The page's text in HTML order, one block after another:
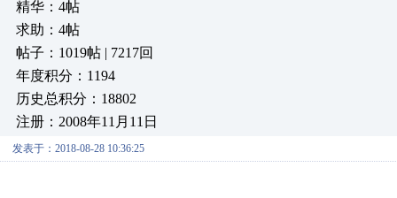
精华：4帖
求助：4帖
帖子：1019帖 | 7217回
年度积分：1194
历史总积分：18802
注册：2008年11月11日
发表于：2018-08-28 10:36:25